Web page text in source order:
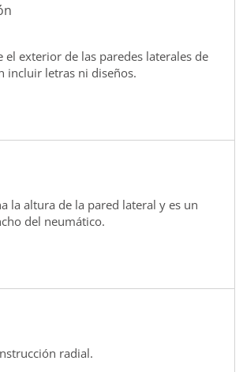
el exterior de las paredes laterales de
incluir letras ni diseños.
la altura de la pared lateral y es un
del neumático.
radial.